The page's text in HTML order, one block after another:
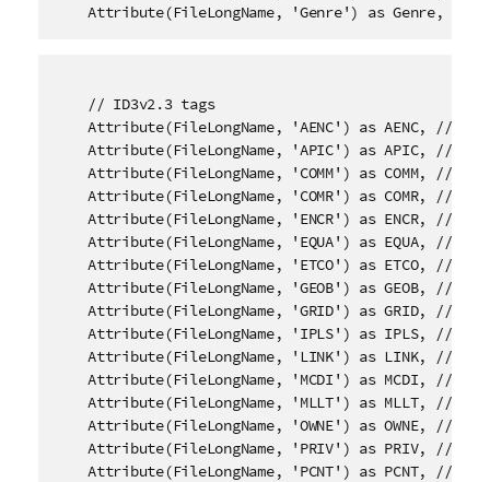
    Attribute(FileLongName, 'Genre') as Genre,
    // ID3v2.3 tags
Attribute(FileLongName, 'AENC') as AENC, //
Attribute(FileLongName, 'APIC') as APIC, //
Attribute(FileLongName, 'COMM') as COMM, //
Attribute(FileLongName, 'COMR') as COMR, //
Attribute(FileLongName, 'ENCR') as ENCR, //
Attribute(FileLongName, 'EQUA') as EQUA, //
Attribute(FileLongName, 'ETCO') as ETCO, //
Attribute(FileLongName, 'GEOB') as GEOB, //
Attribute(FileLongName, 'GRID') as GRID, //
Attribute(FileLongName, 'IPLS') as IPLS, //
Attribute(FileLongName, 'LINK') as LINK, //
Attribute(FileLongName, 'MCDI') as MCDI, //
Attribute(FileLongName, 'MLLT') as MLLT, //
Attribute(FileLongName, 'OWNE') as OWNE, //
Attribute(FileLongName, 'PRIV') as PRIV, //
Attribute(FileLongName, 'PCNT') as PCNT, //